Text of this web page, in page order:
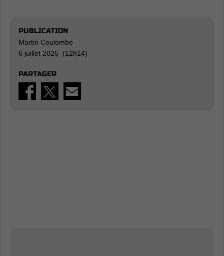
PUBLICATION
Martin Coulombe
6 juillet 2025 (12h14)
PARTAGER